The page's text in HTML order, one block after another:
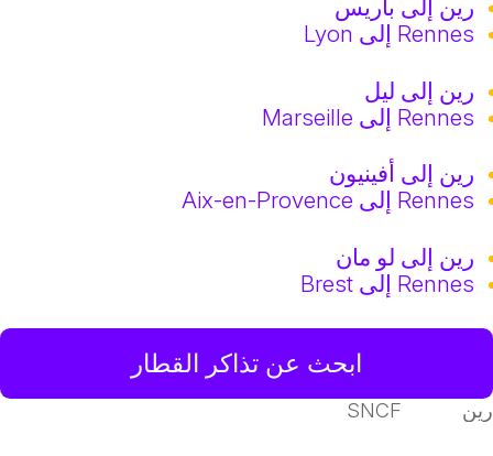
رين إلى باريس
Rennes إلى Lyon
رين إلى ليل
Rennes إلى Marseille
رين إلى أفينيون
Rennes إلى Aix-en-Provence
رين إلى لو مان
Rennes إلى Brest
ابحث عن تذاكر القطار
SNCF